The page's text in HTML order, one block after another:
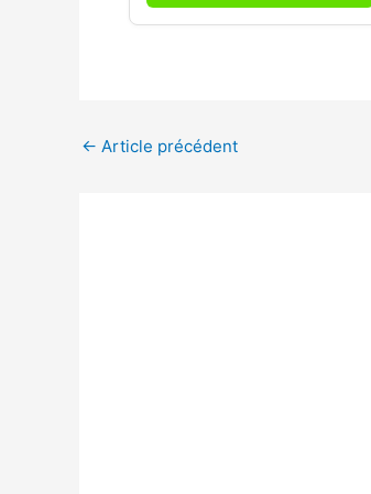
← Article précédent